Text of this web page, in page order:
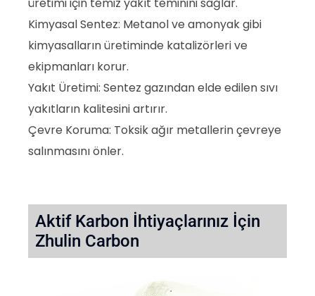
Kimyasal Sentez: Metanol ve amonyak gibi
kimyasalların üretiminde katalizörleri ve
ekipmanları korur.
Yakıt Üretimi: Sentez gazından elde edilen sıvı
yakıtların kalitesini artırır.
Çevre Koruma: Toksik ağır metallerin çevreye
salınmasını önler.
Aktif Karbon İhtiyaçlarınız İçin
Zhulin Carbon